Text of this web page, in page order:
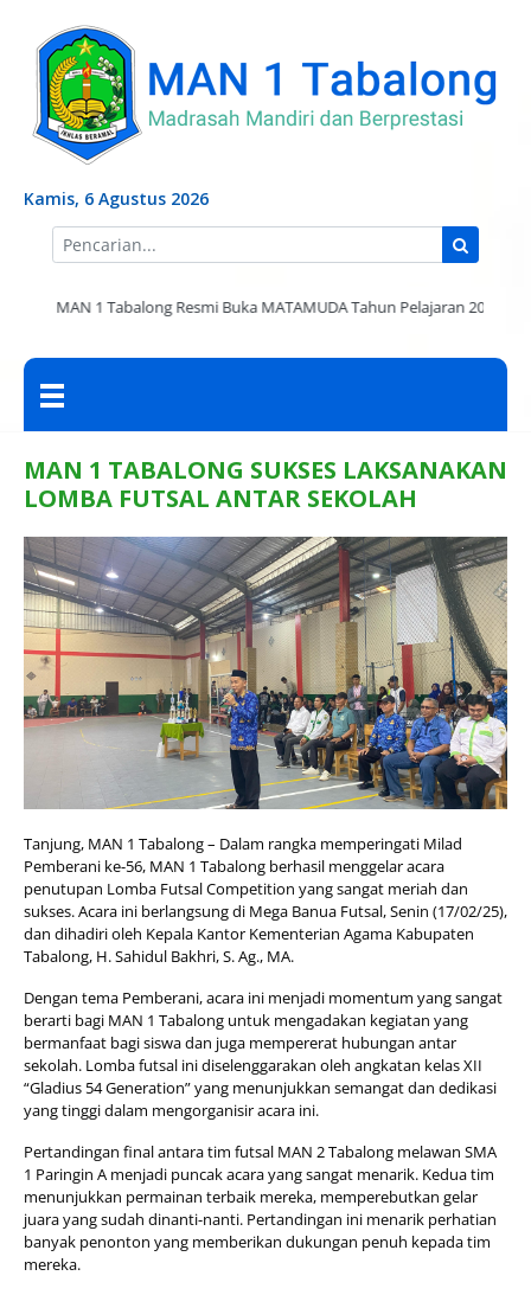
Kamis, 6 Agustus 2026
MAN 1 Tabalong Resmi Buka MATAMUDA Tahun Pelajaran 2026/2027
MAN 1 TABALONG SUKSES LAKSANAKAN
LOMBA FUTSAL ANTAR SEKOLAH
Tanjung, MAN 1 Tabalong – Dalam rangka memperingati Milad
Pemberani ke-56, MAN 1 Tabalong berhasil menggelar acara
penutupan Lomba Futsal Competition yang sangat meriah dan
sukses. Acara ini berlangsung di Mega Banua Futsal, Senin (17/02/25),
dan dihadiri oleh Kepala Kantor Kementerian Agama Kabupaten
Tabalong, H. Sahidul Bakhri, S. Ag., MA.
Dengan tema Pemberani, acara ini menjadi momentum yang sangat
berarti bagi MAN 1 Tabalong untuk mengadakan kegiatan yang
bermanfaat bagi siswa dan juga mempererat hubungan antar
sekolah. Lomba futsal ini diselenggarakan oleh angkatan kelas XII
“Gladius 54 Generation” yang menunjukkan semangat dan dedikasi
yang tinggi dalam mengorganisir acara ini.
Pertandingan final antara tim futsal MAN 2 Tabalong melawan SMA
1 Paringin A menjadi puncak acara yang sangat menarik. Kedua tim
menunjukkan permainan terbaik mereka, memperebutkan gelar
juara yang sudah dinanti-nanti. Pertandingan ini menarik perhatian
banyak penonton yang memberikan dukungan penuh kepada tim
mereka.